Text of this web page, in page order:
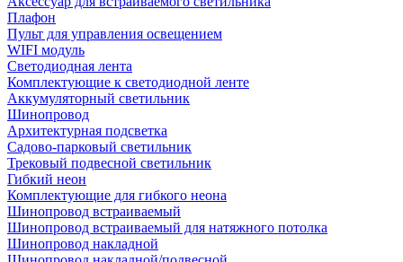
Плафон
Пульт для управления освещением
WIFI модуль
Светодиодная лента
Комплектующие к светодиодной ленте
Аккумуляторный светильник
Шинопровод
Архитектурная подсветка
Садово-парковый светильник
Трековый подвесной светильник
Гибкий неон
Комплектующие для гибкого неона
Шинопровод встраиваемый
Шинопровод встраиваемый для натяжного потолка
Шинопровод накладной